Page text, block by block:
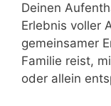
Deinen
Erlebnis voller
gemeinsamer
Familie reist,
oder allein